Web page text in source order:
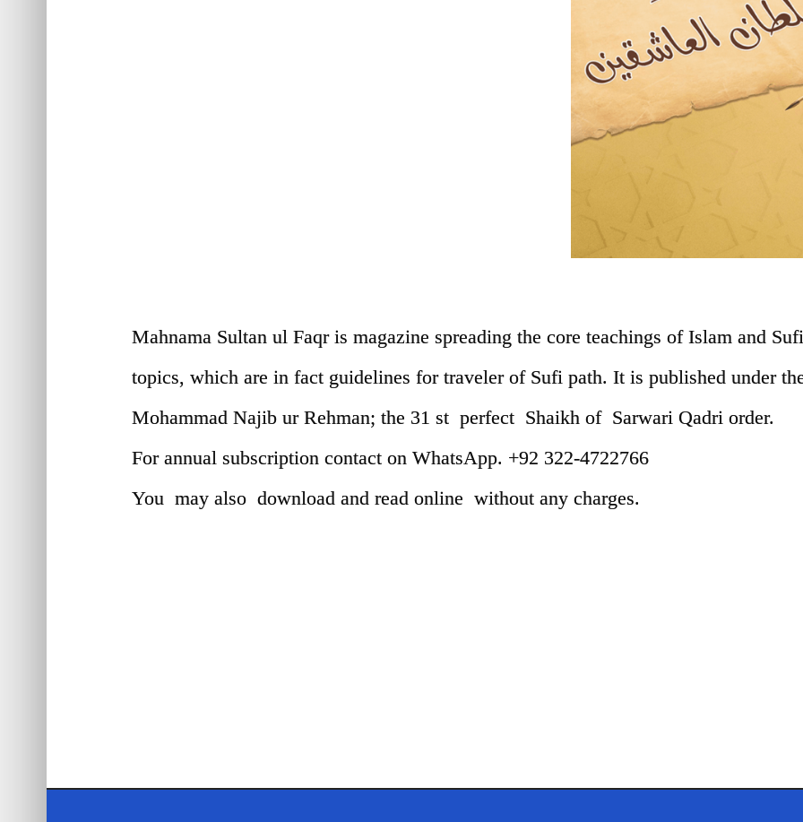
Mahnama Sultan ul Faqr is magazine spreading the core teachings of Islam and
topics, which are in fact guidelines for traveler of Sufi path. It is published under
Mohammad Najib ur Rehman; the 31 st perfect Shaikh of Sarwari Qadri order.
For annual subscription contact on WhatsApp. +92 322-4722766
You may also download and read online without any charges.